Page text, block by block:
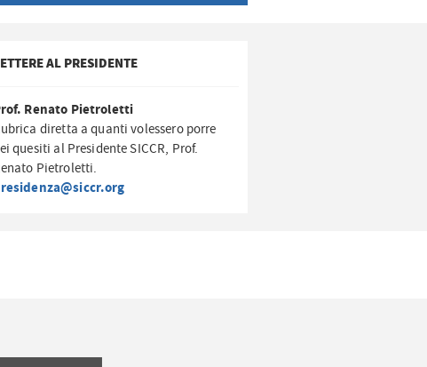
AL PRESIDENTE
Renato Pietroletti
diretta a quanti volessero porre
quesiti al Presidente SICCR, Prof.
Pietroletti.